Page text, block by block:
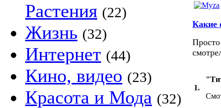
Растения (22)
Жизнь (32)
Интернет (44)
Кино, видео (23)
Красота и Мода (32)
Какие
1.